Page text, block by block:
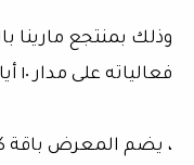
وذلك بمنتجع مارينا
فعالياته على مدار ١٠ أيام خلال الفترة من 7 إلى 17 يوليو
، يضم المعرض باقة